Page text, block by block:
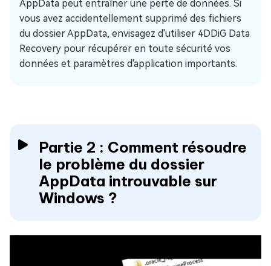
AppData peut entraîner une perte de données. Si
vous avez accidentellement supprimé des fichiers
du dossier AppData, envisagez d'utiliser 4DDiG Data
Recovery pour récupérer en toute sécurité vos
données et paramètres d'application importants.
Partie 2 : Comment résoudre
le problème du dossier
AppData introuvable sur
Windows ?